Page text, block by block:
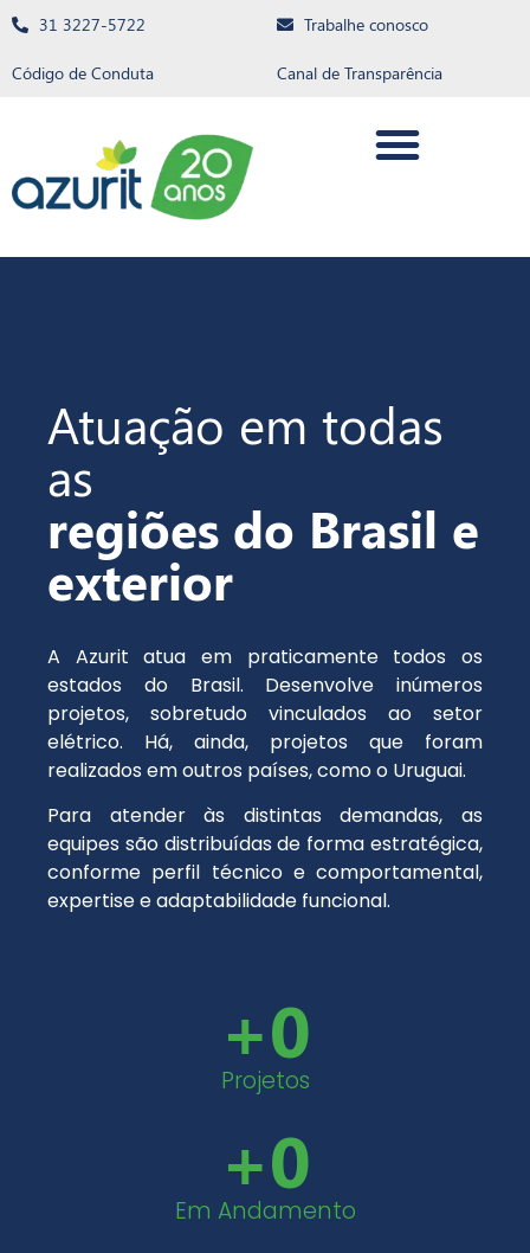
31 3227-5722 Trabalhe conosco
Código de Conduta Canal de Transparência
Atuação em todas
as
regiões do Brasil e
exterior
A Azurit atua em praticamente todos os
estados do Brasil. Desenvolve inúmeros
projetos, sobretudo vinculados ao setor
elétrico. Há, ainda, projetos que foram
realizados em outros países, como o Uruguai.
Para atender às distintas demandas, as
equipes são distribuídas de forma estratégica,
conforme perfil técnico e comportamental,
expertise e adaptabilidade funcional.
Projetos
+0
Em Andamento
+0